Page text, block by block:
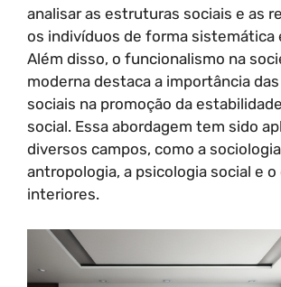
analisar as estruturas sociais e as
os indivíduos de forma sistemática
Além disso, o funcionalismo na
moderna destaca a importância
sociais na promoção da
social. Essa abordagem tem sido
diversos campos, como a
antropologia, a psicologia social e o
interiores.